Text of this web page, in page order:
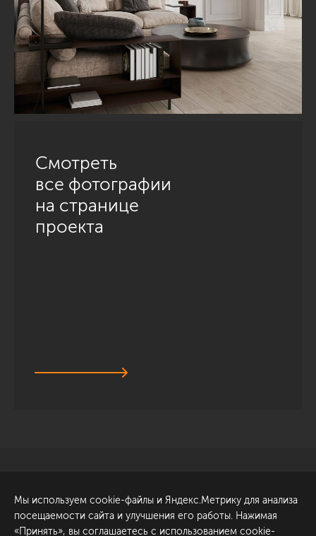
Смотреть
все фотографии
на странице
проекта
Обсудить проект
ул. Академика Павлова, 6
к1
Мы используем cookie-файлы и Яндекс.Метрику для анализа
посещаемости сайта и улучшения его работы. Нажимая
«Принять», вы соглашаетесь с использованием cookie-